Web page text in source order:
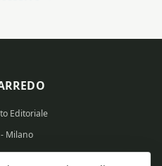
Editoriale
Milano